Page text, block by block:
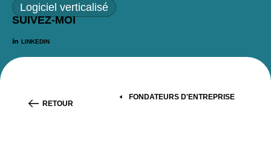
Logiciel verticalisé
SUIVEZ-MOI
LINKEDIN
RETOUR
FONDATEURS D'ENTREPRISE